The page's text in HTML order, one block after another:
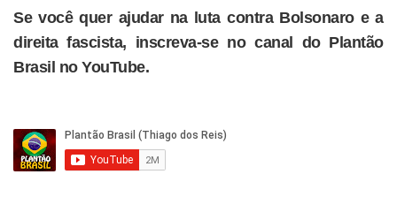
Se você quer ajudar na luta contra Bolsonaro e a
direita fascista, inscreva-se no canal do Plantão
Brasil no YouTube.